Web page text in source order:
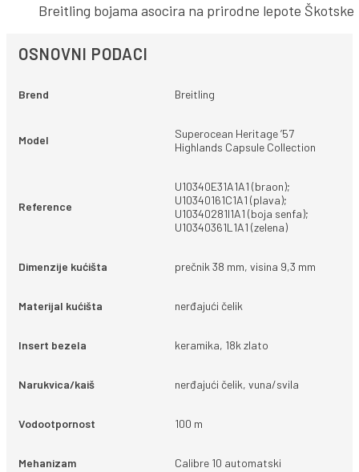
Breitling bojama asocira na prirodne lepote Škotske
OSNOVNI PODACI
Brend Breitling
Model
Superocean Heritage ’57
Highlands Capsule Collection
Reference
U10340E31A1A1 (braon);
U10340161C1A1 (plava);
U10340281I1A1 (boja senfa);
U10340361L1A1 (zelena)
Dimenzije kućišta prečnik 38 mm, visina 9,3 mm
Materijal kućišta nerđajući čelik
Insert bezela keramika, 18k zlato
Narukvica/kaiš nerđajući čelik, vuna/svila
Vodootpornost 100 m
Mehanizam Calibre 10 automatski